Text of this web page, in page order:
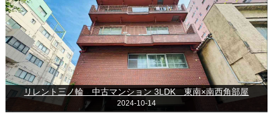
リレント三ノ輪 中古マンション 3LDK 東南×南西角部屋
2024-10-14